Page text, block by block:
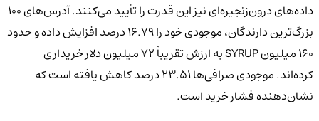
داده‌های درون‌زنجیره‌ای نیز این قدرت را تأیید می‌کنند. آدرس‌های ۱۰۰
بزرگ‌ترین دارندگان، موجودی خود را ۱۶.۷۹ درصد افزایش داده و حدود
۱۶۰ میلیون SYRUP به ارزش تقریباً ۷۲ میلیون دلار خریداری
کرده‌اند. موجودی صرافی‌ها ۲۳.۵۱ درصد کاهش یافته است که
نشان‌دهنده فشار خرید است.